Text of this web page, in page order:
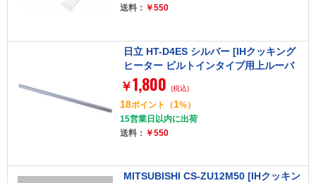
送料： ￥550
日立 HT-D4ES シルバー [IHクッキング
ヒーター ビルトインタイプ用上ルーバ
ー]
￥1,800 (税込)
18ポイント （1%）
15営業日以内に出荷
送料： ￥550
MITSUBISHI CS-ZU12M50 [IHクッキン